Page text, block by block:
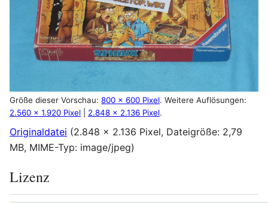
Größe dieser Vorschau: 800 × 600 Pixel. Weitere Auflösungen:
2.560 × 1.920 Pixel
2.848 × 2.136 Pixel.
Originaldatei (2.848 × 2.136 Pixel, Dateigröße: 2,79
MB, MIME-Typ: image/jpeg)
Lizenz